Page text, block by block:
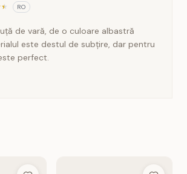
★ RO
de vară, de o culoare albastră
este destul de subțire, dar pentru
perfect.